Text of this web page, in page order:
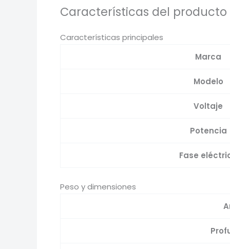
Características del producto
Características principales
Marca
Modelo
Voltaje
Potencia
Fase
Peso y dimensiones